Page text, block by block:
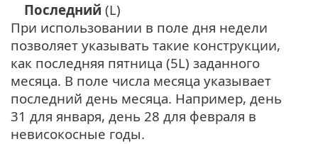
Последний (L)
При использовании в поле дня недели
позволяет указывать такие конструкции,
как последняя пятница (5L) заданного
месяца. В поле числа месяца указывает
последний день месяца. Например, день
31 для января, день 28 для февраля в
невисокосные годы.